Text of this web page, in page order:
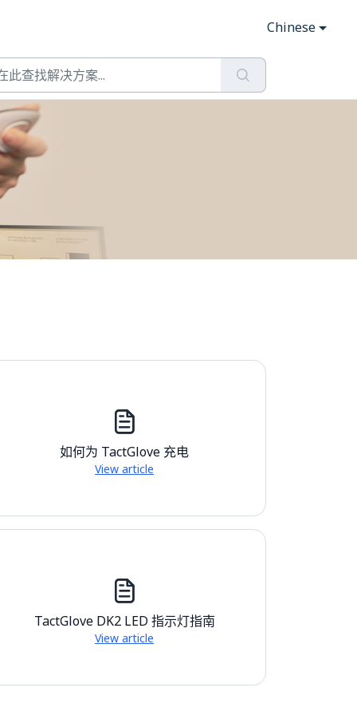
Chinese
如何为 TactGlove 充电
View article
TactGlove DK2 LED 指示灯指南
View article